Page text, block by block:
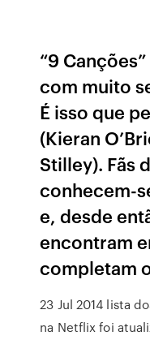
“9
com muito
É isso que
(Kieran
Stilley). Fãs
conhecem-
e, desde
encontram
completam
23 Jul 2014 lista
na Netflix foi